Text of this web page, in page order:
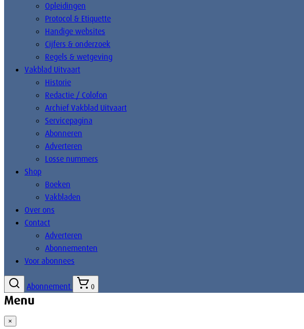
Opleidingen
Protocol & Etiquette
Handige websites
Cijfers & onderzoek
Regels & wetgeving
Vakblad Uitvaart
Historie
Redactie / Colofon
Archief Vakblad Uitvaart
Servicepagina
Abonneren
Adverteren
Losse nummers
Shop
Boeken
Vakbladen
Over ons
Contact
Adverteren
Abonnementen
Voor abonnees
Abonnement 0
Menu
×